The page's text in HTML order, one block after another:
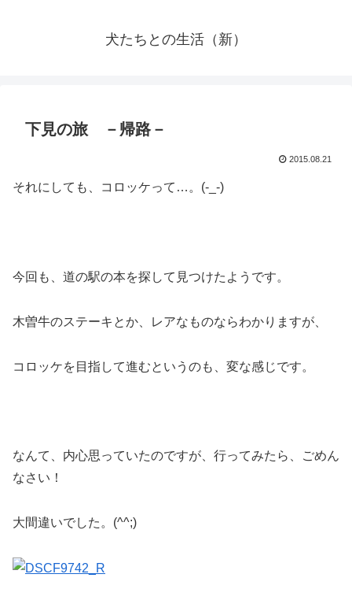
犬たちとの生活（新）
下見の旅 －帰路－
2015.08.21
それにしても、コロッケって…。(-_-)
今回も、道の駅の本を探して見つけたようです。
木曽牛のステーキとか、レアなものならわかりますが、
コロッケを目指して進むというのも、変な感じです。
なんて、内心思っていたのですが、行ってみたら、ごめん
なさい！
大間違いでした。(^^;)